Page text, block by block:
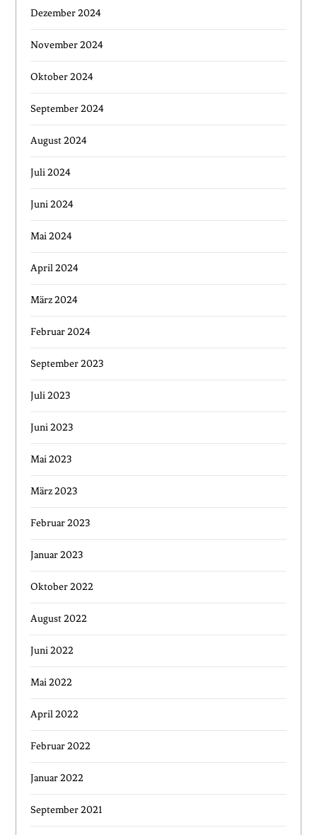
Dezember 2024
November 2024
Oktober 2024
September 2024
August 2024
Juli 2024
Juni 2024
Mai 2024
April 2024
März 2024
Februar 2024
September 2023
Juli 2023
Juni 2023
Mai 2023
März 2023
Februar 2023
Januar 2023
Oktober 2022
August 2022
Juni 2022
Mai 2022
April 2022
Februar 2022
Januar 2022
September 2021